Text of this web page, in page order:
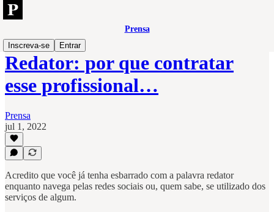
Prensa
Inscreva-se
Entrar
Redator: por que contratar
esse profissional…
Prensa
jul 1, 2022
Acredito que você já tenha esbarrado com a palavra redator
enquanto navega pelas redes sociais ou, quem sabe, se utilizado dos
serviços de algum.